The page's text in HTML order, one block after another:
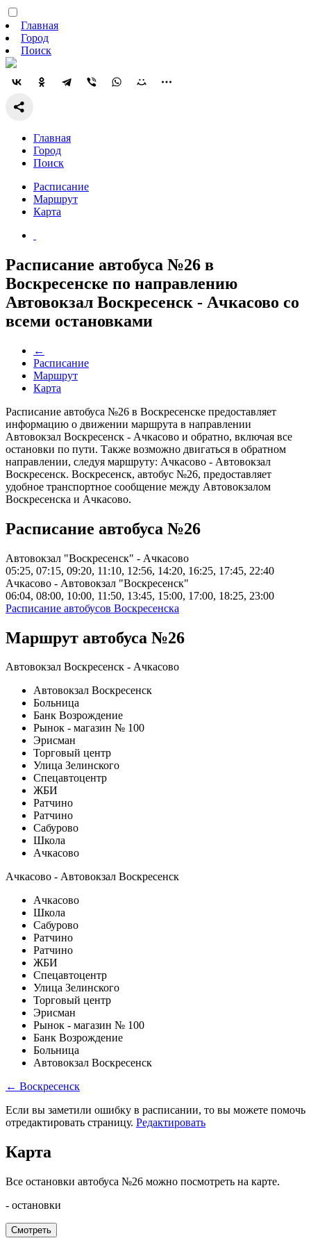
Главная
Город
Поиск
Главная
Город
Поиск
Расписание
Маршрут
Карта
Расписание автобуса №26 в
Воскресенске по направлению
Автовокзал Воскресенск - Ачкасово со
всеми остановками
←
Расписание
Маршрут
Карта
Расписание автобуса №26 в Воскресенске предоставляет
информацию о движении маршрута в направлении
Автовокзал Воскресенск - Ачкасово и обратно, включая все
остановки по пути. Также возможно двигаться в обратном
направлении, следуя маршруту: Ачкасово - Автовокзал
Воскресенск. Воскресенск, автобус №26, предоставляет
удобное транспортное сообщение между Автовокзалом
Воскресенска и Ачкасово.
Расписание автобуса №26
Автовокзал "Воскресенск" - Ачкасово
05:25, 07:15, 09:20, 11:10, 12:56, 14:20, 16:25, 17:45, 22:40
Ачкасово - Автовокзал "Воскресенск"
06:04, 08:00, 10:00, 11:50, 13:45, 15:00, 17:00, 18:25, 23:00
Расписание автобусов Воскресенска
Маршрут автобуса №26
Автовокзал Воскресенск - Ачкасово
Автовокзал Воскресенск
Больница
Банк Возрождение
Рынок - магазин № 100
Эрисман
Торговый центр
Улица Зелинского
Спецавтоцентр
ЖБИ
Ратчино
Ратчино
Сабурово
Школа
Ачкасово
Ачкасово - Автовокзал Воскресенск
Ачкасово
Школа
Сабурово
Ратчино
Ратчино
ЖБИ
Спецавтоцентр
Улица Зелинского
Торговый центр
Эрисман
Рынок - магазин № 100
Банк Возрождение
Больница
Автовокзал Воскресенск
← Воскресенск
Если вы заметили ошибку в расписании, то вы можете помочь
отредактировать страницу. Редактировать
Карта
Все остановки автобуса №26 можно посмотреть на карте.
- остановки
Смотреть